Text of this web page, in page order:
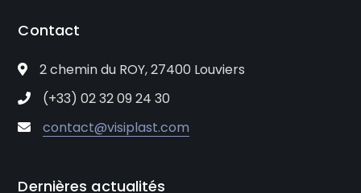
Contact
2 chemin du ROY, 27400 Louviers
(+33) 02 32 09 24 30
contact@visiplast.com
Dernières actualités